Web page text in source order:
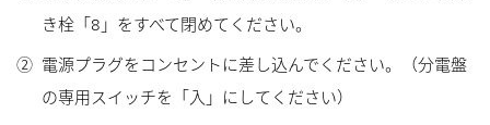
き栓「8」をすべて閉めてください。
② 電源プラグをコンセントに差し込んでください。（分電盤
の専用スイッチを「入」にしてください）